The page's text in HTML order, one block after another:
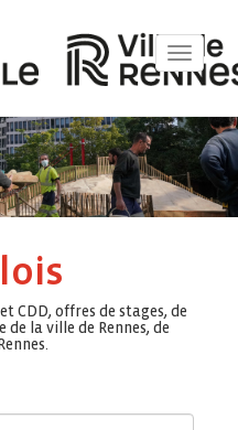
Toggle
CDD, offres de stages, de
la ville de Rennes, de